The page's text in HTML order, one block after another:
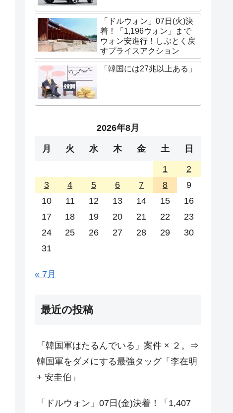
「ドルウォン」07日(火)決
着！「1,196ウォン」まで
ウォン安進行！しぶとく戻
すプライスアクション
「韓国には27兆以上ある」
2026年8月
月 火 水 木 金 土 日
1
2
3
4 5 6 7 8
9
10
11 12 13 14 15
16
17
18 19 20 21 22
23
24
25 26 27 28 29
30
31
« 7月
最近の投稿
「韓国軍はたるんでいる」案件 × ２。⇒
韓国軍をダメにする最強タッグ「李在明
+ 安圭伯」
「ドルウォン」07日(金)決着！「1,407